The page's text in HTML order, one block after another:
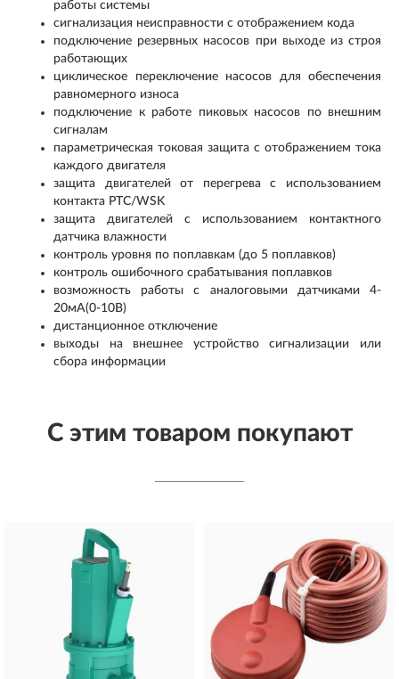
работы системы
сигнализация неисправности с отображением кода
подключение резервных насосов при выходе из строя
работающих
циклическое переключение насосов для обеспечения
равномерного износа
подключение к работе пиковых насосов по внешним
сигналам
параметрическая токовая защита с отображением тока
каждого двигателя
защита двигателей от перегрева с использованием
контакта PTC/WSK
защита двигателей с использованием контактного
датчика влажности
контроль уровня по поплавкам (до 5 поплавков)
контроль ошибочного срабатывания поплавков
возможность работы с аналоговыми датчиками 4-
20мA(0-10В)
дистанционное отключение
выходы на внешнее устройство сигнализации или
сбора информации
С этим товаром покупают